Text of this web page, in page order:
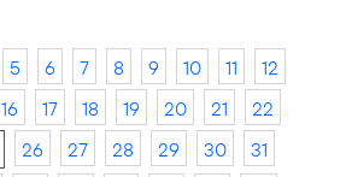
5 6 7 8 9 10 11
12
16 17 18 19 20 21
22
26 27 28 29 30
31